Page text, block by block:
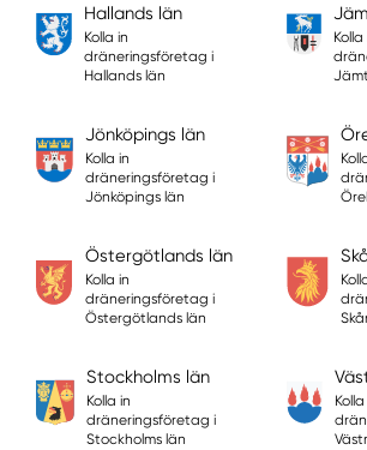
Hallands län
Kolla in
dräneringsföretag i
Hallands län
Kolla
Jönköpings län
Kolla in
dräneringsföretag i
Jönköpings län
Östergötlands län
Kolla in
dräneringsföretag i
Östergötlands län
Stockholms län
Kolla in
dräneringsföretag i
Stockholms län
Kolla